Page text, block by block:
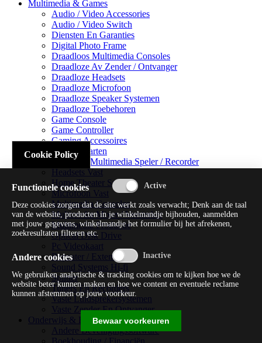
Multimedia & Games
Audio / Video Accessories
Audio / Video Switch
Diensten En Garanties
Digital Photo Frame
Draadloos Multimedia Consoles
Draadloze Av Zender / Ontvanger
Draadloze Headsets
Draadloze Microfoon
Draadloze Speaker Systemen
Draadloze Toebehoren
Game Console
Game Controller
Gaming Accessoires
Geluidskaarten
Handheld Multimedia Speler / Recorder
Headsets Vast
Home Theater Systems
Microfoon Vast
Multimedia Consoles
Multimedia Mixer / Versterker
Multimedia Productie
Optical Disk Drive
Pc Videokaart
Repeater / Extender
Sound Systems Hi-fi
Splitter
Tuners En Recorders
Vaste Luidsprekersystemen
Vaste Zender En Ontvanger
Onderwijs & Recreatie
Andere Beveiligingssoftware
Cookie Policy
Functionele cookies
Deze cookies zorgen dat de site werkt zoals verwacht; Denk aan de taal
van de website, producten in je winkelmandje bijhouden, aanmelden
met jouw gegevens, winkelmandje het formulier bij het afrekenen,
zoekresultaten filteren etc.
Andere cookies
We gebruiken analytische & tracking cookies om te kijken hoe we de
website beter kunnen maken en hoe we content en eventuele reclame
kunnen afstemmen op jouw voorkeur.
Bewaar voorkeuren